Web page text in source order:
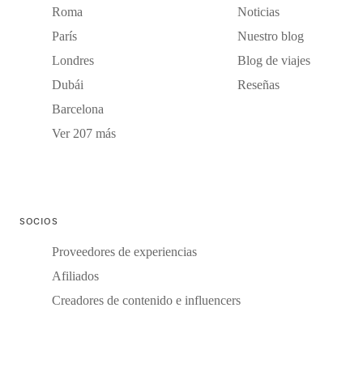
Roma
París
Londres
Dubái
Barcelona
Ver 207 más
Noticias
Nuestro blog
Blog de viajes
Reseñas
SOCIOS
Proveedores de experiencias
Afiliados
Creadores de contenido e influencers